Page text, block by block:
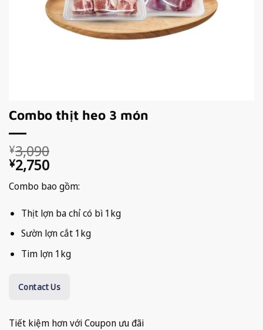
Combo thịt heo 3 món
¥3,090
Giá
gốc
là:
¥3,090.
¥2,750
Giá
hiện
tại
là:
¥2,750.
Combo bao gồm:
Thịt lợn ba chỉ có bì 1kg
Sườn lợn cắt 1kg
Tim lợn 1kg
Contact Us
Tiết kiệm hơn với Coupon ưu đãi